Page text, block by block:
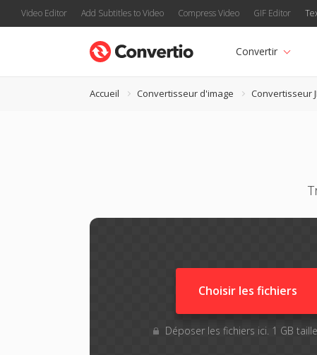
Video Editor Add Subtitles to Video Compress Video GIF Editor
Convertir
Accueil Convertisseur d'image Convertisseur
Choisir les fichiers
Déposer les fichiers ici. 1 GB